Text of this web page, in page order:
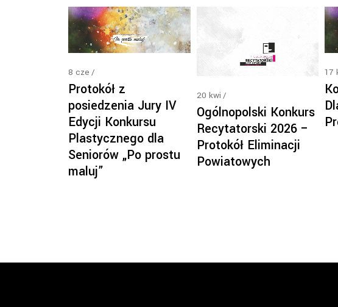
8 cze
Protokół z
posiedzenia Jury IV
Edycji Konkursu
Plastycznego dla
Seniorów „Po prostu
maluj”
20 kwi
Ogólnopolski Konkurs
Recytatorski 2026 –
Protokół Eliminacji
Powiatowych
17